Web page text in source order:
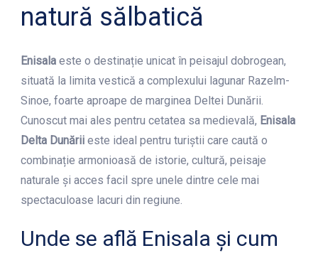
natură sălbatică
Enisala este o destinație unicat în peisajul dobrogean,
situată la limita vestică a complexului lagunar Razelm-
Sinoe, foarte aproape de marginea Deltei Dunării.
Cunoscut mai ales pentru cetatea sa medievală, Enisala
Delta Dunării este ideal pentru turiștii care caută o
combinație armonioasă de istorie, cultură, peisaje
naturale și acces facil spre unele dintre cele mai
spectaculoase lacuri din regiune.
Unde se află Enisala și cum